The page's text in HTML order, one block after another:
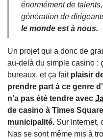
énormément de
génération de
le monde est à nous.
Un projet qui a donc de
au-delà du simple casino :
bureaux, et ça fait plaisir
prendre part à ce genre
n'a pas été tendre avec
de casino à Times
municipalité. Sur Internet,
Nas se sont même mis à